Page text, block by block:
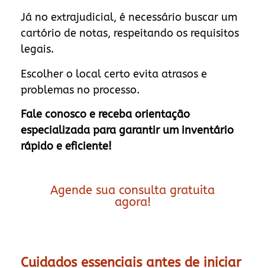
Já no extrajudicial, é necessário buscar um
cartório de notas, respeitando os requisitos
legais.
Escolher o local certo evita atrasos e
problemas no processo.
Fale conosco e receba orientação
especializada para garantir um inventário
rápido e eficiente!
Agende sua consulta gratuita
agora!
Cuidados essenciais antes de iniciar